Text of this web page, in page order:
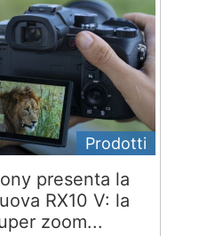
Prodotti
presenta la
RX10 V: la
zoom...